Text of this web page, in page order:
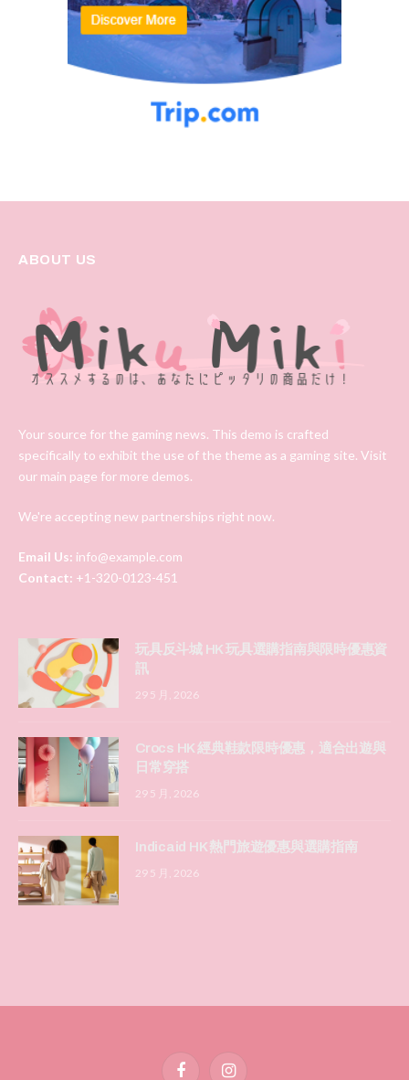
ABOUT US
Your source for the gaming news. This demo is crafted
specifically to exhibit the use of the theme as a gaming site. Visit
our main page for more demos.
We're accepting new partnerships right now.
Email Us: info@example.com
Contact: +1-320-0123-451
玩具反斗城 HK 玩具選購指南與限時優惠資
訊
29 5 月, 2026
Crocs HK 經典鞋款限時優惠，適合出遊與
日常穿搭
29 5 月, 2026
Indicaid HK 熱門旅遊優惠與選購指南
29 5 月, 2026